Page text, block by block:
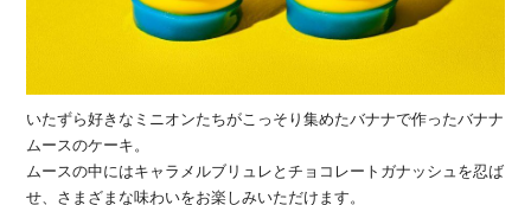
いたずら好きなミニオンたちがこっそり集めたバナナで作ったバナナ
ムースのケーキ。
ムースの中にはキャラメルブリュレとチョコレートガナッシュを忍ば
せ、さまざまな味わいをお楽しみいただけます。